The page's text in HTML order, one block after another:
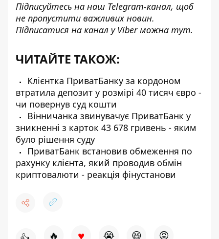
Підписуйтесь на наш Telegram-канал, щоб
не пропустити важливих новин.
Підписатися на канал у Viber можна тут.
ЧИТАЙТЕ ТАКОЖ:
Клієнтка ПриватБанку за кордоном
втратила депозит у розмірі 40 тисяч євро -
чи повернув суд кошти
Вінничанка звинувачує ПриватБанк у
зникненні з карток 43 678 гривень - яким
було рішення суду
ПриватБанк встановив обмеження по
рахунку клієнта, який проводив обмін
криптовалюти - реакція фінустанови
🔥 ♥ 😭 😆 😡